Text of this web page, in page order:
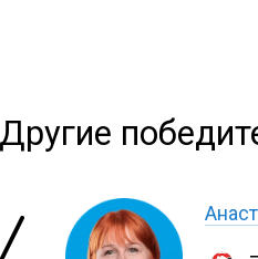
Другие